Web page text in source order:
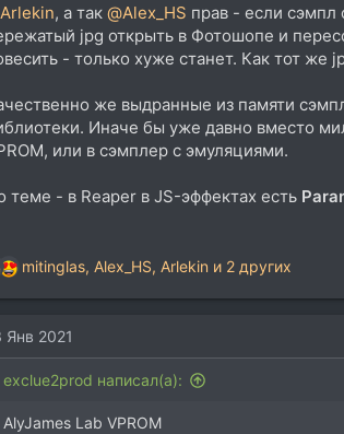
, а так @Alex_HS прав - если сэмпл
jpg открыть в Фотошопе и
- только хуже станет. Как тот же
же выдранные из памяти
Иначе бы уже давно вместо
или в сэмплер с эмуляциями.
теме - в Reaper в JS-эффектах есть
mitinglas, Alex_HS, Arlekin и 2 других
Янв 2021
exclue2prod написал(а):
AlyJames Lab VPROM